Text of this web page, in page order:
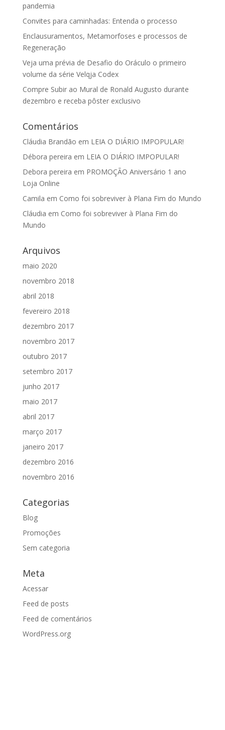
pandemia
Convites para caminhadas: Entenda o processo
Enclausuramentos, Metamorfoses e processos de
Regeneração
Veja uma prévia de Desafio do Oráculo o primeiro
volume da série Velqja Codex
Compre Subir ao Mural de Ronald Augusto durante
dezembro e receba pôster exclusivo
Comentários
Cláudia Brandão em LEIA O DIÁRIO IMPOPULAR!
Débora pereira em LEIA O DIÁRIO IMPOPULAR!
Debora pereira em PROMOÇÃO Aniversário 1 ano
Loja Online
Camila em Como foi sobreviver à Plana Fim do Mundo
Cláudia em Como foi sobreviver à Plana Fim do
Mundo
Arquivos
maio 2020
novembro 2018
abril 2018
fevereiro 2018
dezembro 2017
novembro 2017
outubro 2017
setembro 2017
junho 2017
maio 2017
abril 2017
março 2017
janeiro 2017
dezembro 2016
novembro 2016
Categorias
Blog
Promoções
Sem categoria
Meta
Acessar
Feed de posts
Feed de comentários
WordPress.org